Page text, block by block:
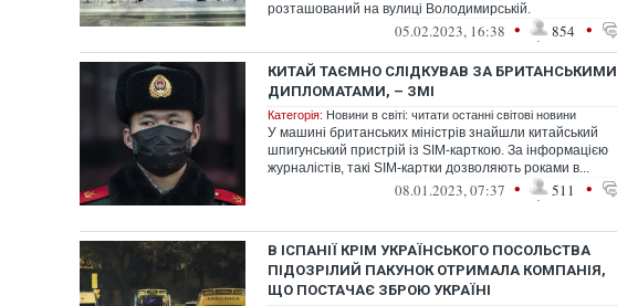
розташований на вулиці Володимирській.
05.02.2023, 16:38 • 854 •
КИТАЙ ТАЄМНО СЛІДКУВАВ ЗА БРИТАНСЬКИМИ
ДИПЛОМАТАМИ, – ЗМІ
Категорія: Новини в світі: читати останні світові новини
У машині британських міністрів знайшли китайський
шпигунський пристрій із SIM-карткою. За інформацією
журналістів, такі SIM-картки дозволяють роками в...
08.01.2023, 07:37 • 511 •
В ІСПАНІЇ КРІМ УКРАЇНСЬКОГО ПОСОЛЬСТВА
ПІДОЗРІЛИЙ ПАКУНОК ОТРИМАЛА КОМПАНІЯ,
ЩО ПОСТАЧАЄ ЗБРОЮ УКРАЇНІ